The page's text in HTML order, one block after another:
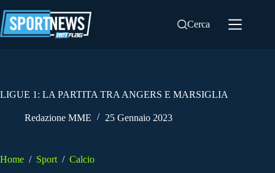
al
contenuto
Cerca
LIGUE 1: LA PARTITA TRA ANGERS E MARSIGLIA
Redazione MME 25 Gennaio 2023
Home / Sport / Calcio